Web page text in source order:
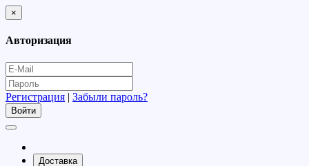
×
Авторизация
Регистрация | Забыли пароль?
Доставка